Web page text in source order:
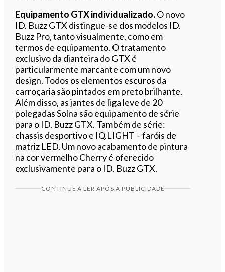
Equipamento GTX individualizado.O novo
ID. Buzz GTX distingue-se dos modelos ID.
Buzz Pro, tanto visualmente, como em
termos de equipamento. O tratamento
exclusivo da dianteira do GTX é
particularmente marcante com um novo
design. Todos os elementos escuros da
carroçaria são pintados em preto brilhante.
Além disso, as jantes de liga leve de 20
polegadas Solna são equipamento de série
para o ID. Buzz GTX. Também de série:
chassis desportivo e IQ.LIGHT – faróis de
matriz LED. Um novo acabamento de pintura
na cor vermelho Cherry é oferecido
exclusivamente para o ID. Buzz GTX.
CONTINUE A LER APÓS A PUBLICIDADE